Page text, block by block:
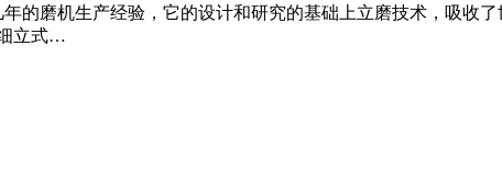
的磨机生产经验，它的设计和研究的基础上立磨技术，吸收
立式…